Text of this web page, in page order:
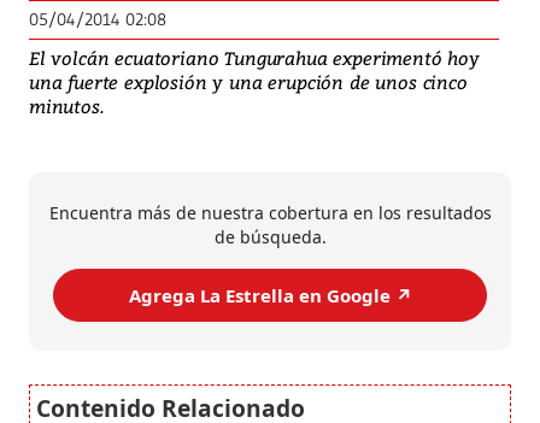
05/04/2014 02:08
El volcán ecuatoriano Tungurahua experimentó hoy
una fuerte explosión y una erupción de unos cinco
minutos.
Encuentra más de nuestra cobertura en los resultados
de búsqueda.
Agrega La Estrella en Google ↗️